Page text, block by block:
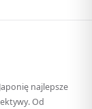
najlepsze
Od